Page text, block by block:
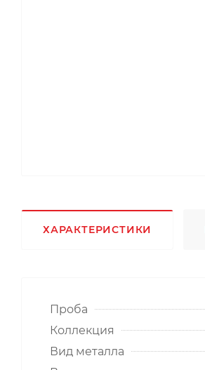
ХАРАКТЕРИСТИКИ
Проба
Коллекция
Вид металла